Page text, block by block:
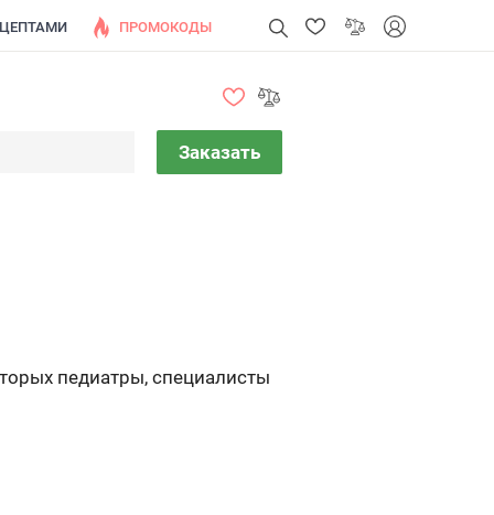
ПРОМОКОДЫ
Заказать
педиатры, специалисты